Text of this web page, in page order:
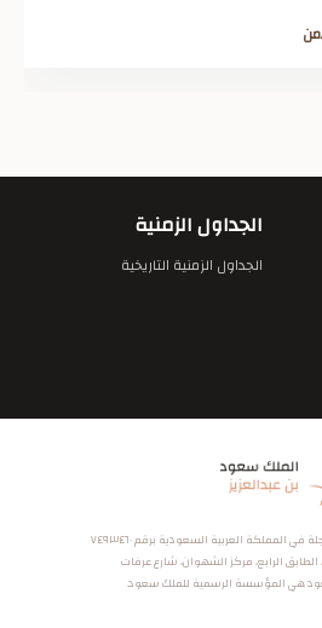
الجداول الزمنية
الجداول الزمنية التاريخية
العربية السعودية برقم ٧٤٩٣٤٦٠
الرابع، مركز الشهوان، شارع عرفات
هي المؤسسة الرسمية للملك سعود.